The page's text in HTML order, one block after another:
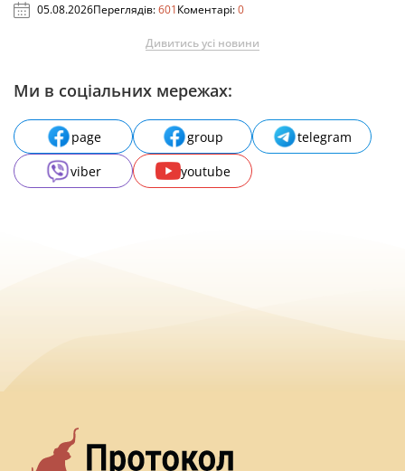
05.08.2026Переглядів:601Коментарі:0
Дивитись усі новини
Ми в соціальних мережах:
page group
telegram
viber
youtube